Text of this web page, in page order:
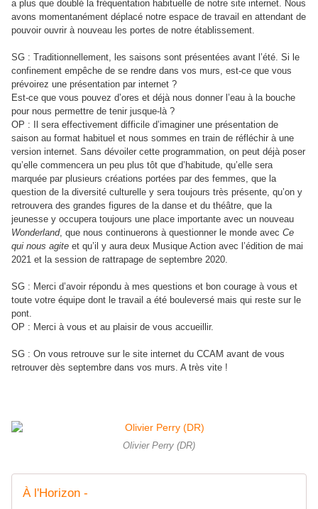
a plus que doublé la fréquentation habituelle de notre site internet. Nous
avons momentanément déplacé notre espace de travail en attendant de
pouvoir ouvrir à nouveau les portes de notre établissement.
SG : Traditionnellement, les saisons sont présentées avant l’été. Si le
confinement empêche de se rendre dans vos murs, est-ce que vous
prévoirez une présentation par internet ?
Est-ce que vous pouvez d’ores et déjà nous donner l’eau à la bouche
pour nous permettre de tenir jusque-là ?
OP : Il sera effectivement difficile d’imaginer une présentation de
saison au format habituel et nous sommes en train de réfléchir à une
version internet. Sans dévoiler cette programmation, on peut déjà poser
qu’elle commencera un peu plus tôt que d’habitude, qu’elle sera
marquée par plusieurs créations portées par des femmes, que la
question de la diversité culturelle y sera toujours très présente, qu’on y
retrouvera des grandes figures de la danse et du théâtre, que la
jeunesse y occupera toujours une place importante avec un nouveau
Wonderland, que nous continuerons à questionner le monde avec Ce
qui nous agite et qu’il y aura deux Musique Action avec l’édition de mai
2021 et la session de rattrapage de septembre 2020.
SG : Merci d’avoir répondu à mes questions et bon courage à vous et
toute votre équipe dont le travail a été bouleversé mais qui reste sur le
pont.
OP : Merci à vous et au plaisir de vous accueillir.
SG : On vous retrouve sur le site internet du CCAM avant de vous
retrouver dès septembre dans vos murs. A très vite !
Olivier Perry (DR)
À l'Horizon -